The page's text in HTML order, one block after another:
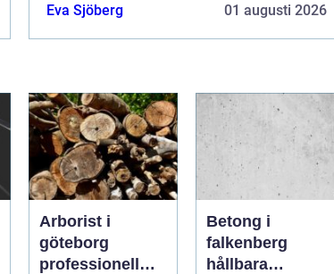
Eva Sjöberg 01 augusti 2026
Arborist i
göteborg
professionell
Betong i
falkenberg
hållbara